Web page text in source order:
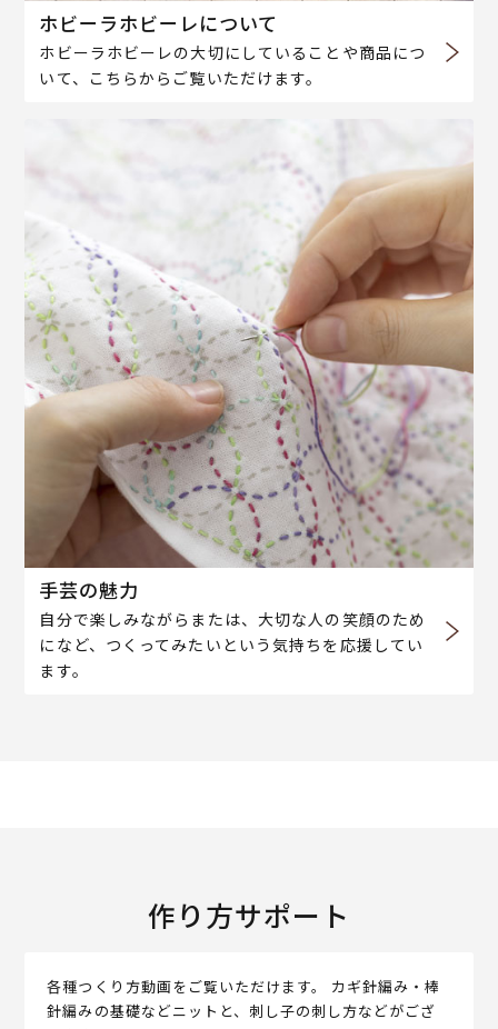
ホビーラホビーレについて
ホビーラホビーレの大切にしていることや商品につ
いて、こちらからご覧いただけます。
手芸の魅力
自分で楽しみながらまたは、大切な人の笑顔のため
になど、つくってみたいという気持ちを応援してい
ます。
作り方サポート
各種つくり方動画をご覧いただけます。 カギ針編み・棒
針編みの基礎などニットと、刺し子の刺し方などがござ